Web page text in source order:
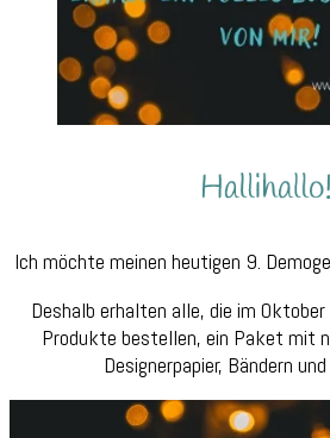
Ich möchte meinen heutigen 9.
Deshalb erhalten alle, die im Oktober
Produkte bestellen, ein Paket mit
Designerpapier, Bändern